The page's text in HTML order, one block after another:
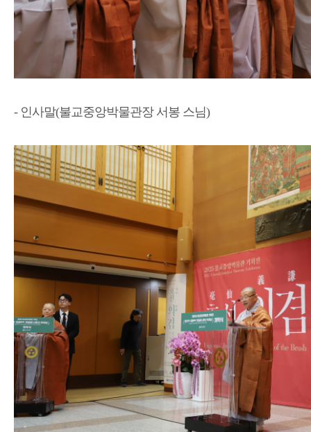
- 인사말(불교중앙박물관장 서봉 스님)